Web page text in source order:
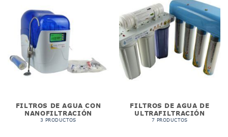
FILTROS DE AGUA CON
NANOFILTRACIÓN
3 PRODUCTOS
FILTROS DE AGUA DE
ULTRAFILTRACIÓN
7 PRODUCTOS